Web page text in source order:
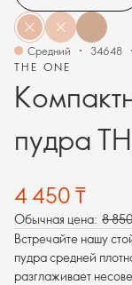
THE ONE
пудра
Средний 34648
4 450 ₸
Обычная цена: 8
Встречайте нашу
пудра средней
разглаживает